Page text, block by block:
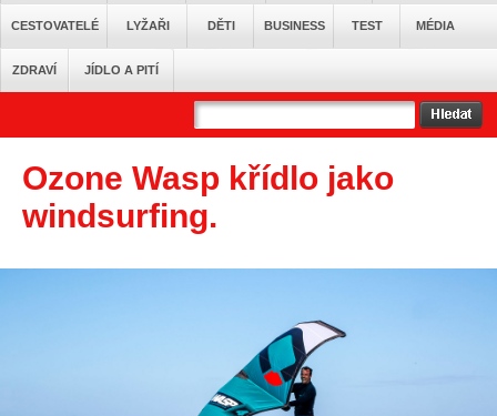
CESTOVATELÉ LYŽAŘI DĚTI BUSINESS TEST MÉDIA
ZDRAVÍ JÍDLO A PITÍ
Ozone Wasp křídlo jako
windsurfing.